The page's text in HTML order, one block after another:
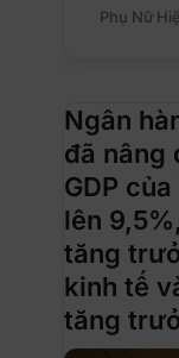
Phụ Nữ
Ngân
đã nâng
GDP
lên
tăng
kinh tế
tăng